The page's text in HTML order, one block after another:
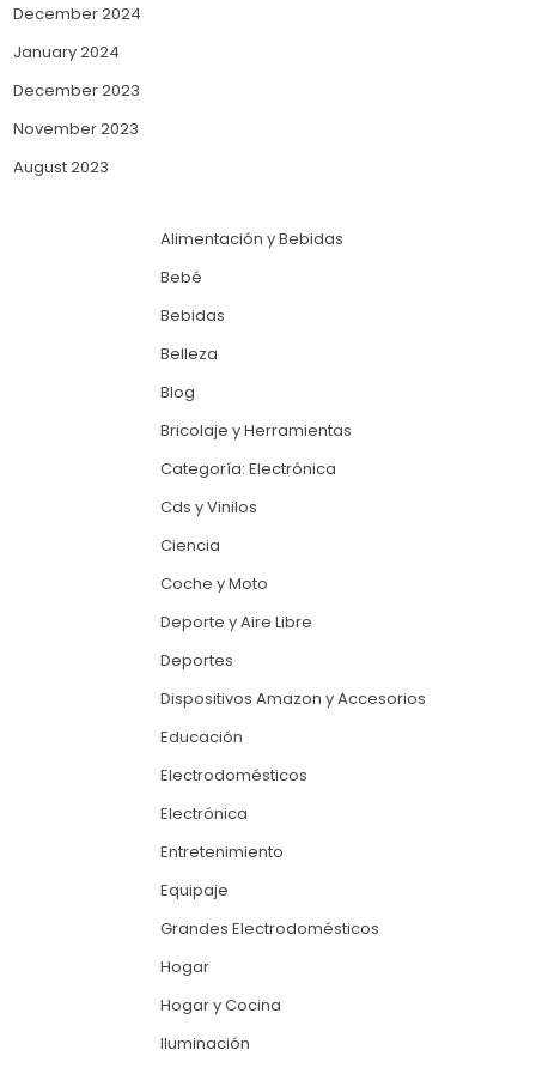
December 2024
January 2024
December 2023
November 2023
August 2023
Alimentación y Bebidas
Bebé
Bebidas
Belleza
Blog
Bricolaje y Herramientas
Categoría: Electrónica
Cds y Vinilos
Ciencia
Coche y Moto
Deporte y Aire Libre
Deportes
Dispositivos Amazon y Accesorios
Educación
Electrodomésticos
Electrónica
Entretenimiento
Equipaje
Grandes Electrodomésticos
Hogar
Hogar y Cocina
Iluminación